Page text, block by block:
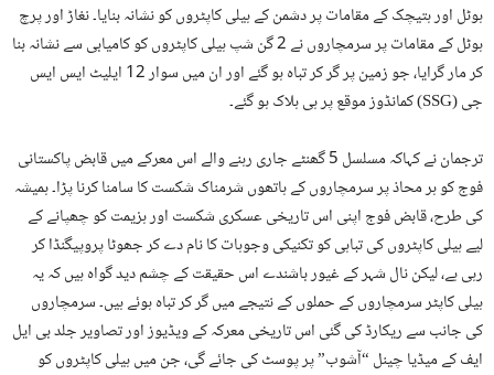
ہوٹل اور ہتیچک کے مقامات پر دشمن کے ہیلی کاپٹروں کو نشانہ بنایا۔ نغاڑ اور پرچ
ہوٹل کے مقامات پر سرمچاروں نے 2 گن شپ ہیلی کاپٹروں کو کامیابی سے نشانہ بنا
کر مار گرایا، جو زمین پر گر کر تباہ ہو گئے اور ان میں سوار 12 ایلیٹ ایس ایس
جی (SSG) کمانڈوز موقع پر ہی ہلاک ہو گئے۔
ترجمان نے کہاکہ مسلسل 5 گھنٹے جاری رہنے والے اس معرکے میں قابض پاکستانی
فوج کو ہر محاذ پر سرمچاروں کے ہاتھوں شرمناک شکست کا سامنا کرنا پڑا۔ ہمیشہ
کی طرح، قابض فوج اپنی اس تاریخی عسکری شکست اور ہزیمت کو چھپانے کے
لیے ہیلی کاپٹروں کی تباہی کو تکنیکی وجوہات کا نام دے کر جھوٹا پروپیگنڈا کر
رہی ہے، لیکن نال شہر کے غیور باشندے اس حقیقت کے چشم دید گواہ ہیں کہ یہ
ہیلی کاپٹر سرمچاروں کے حملوں کے نتیجے میں گر کر تباہ ہوئے ہیں۔ سرمچاروں
کی جانب سے ریکارڈ کی گئی اس تاریخی معرکہ کے ویڈیوز اور تصاویر جلد بی ایل
ایف کے میڈیا چینل “آشوب” پر پوسٹ کی جائے گی، جن میں ہیلی کاپٹروں کو